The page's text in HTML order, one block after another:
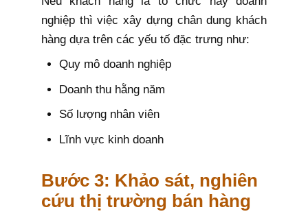
nghiệp thì việc xây dựng chân dung khách
hàng dựa trên các yếu tố đặc trưng như:
Quy mô doanh nghiệp
Doanh thu hằng năm
Số lượng nhân viên
Lĩnh vực kinh doanh
Bước 3: Khảo sát, nghiên
cứu thị trường bán hàng